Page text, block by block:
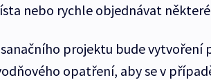
nebo rychle objednávat
projektu bude vytvoření
opatření, aby se v